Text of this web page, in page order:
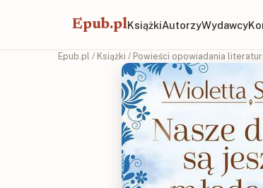
Epub.plKsiążkiAutorzyWydawcy
Epub.pl / Książki / Powieści opowiadania